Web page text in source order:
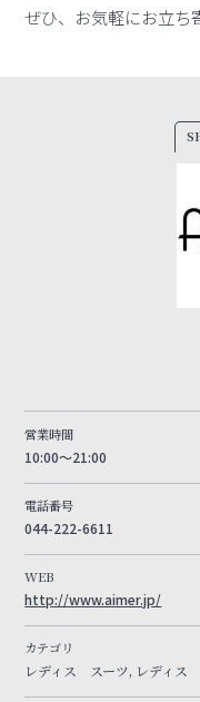
ぜひ、お気軽にお立
営業時間
10:00～21:00
電話番号
044-222-6611
WEB
http://www.aimer.jp/
カテゴリ
レディス スーツ, レディス